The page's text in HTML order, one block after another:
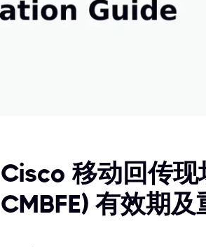
Cisco 移动回传
CMBFE) 有效期